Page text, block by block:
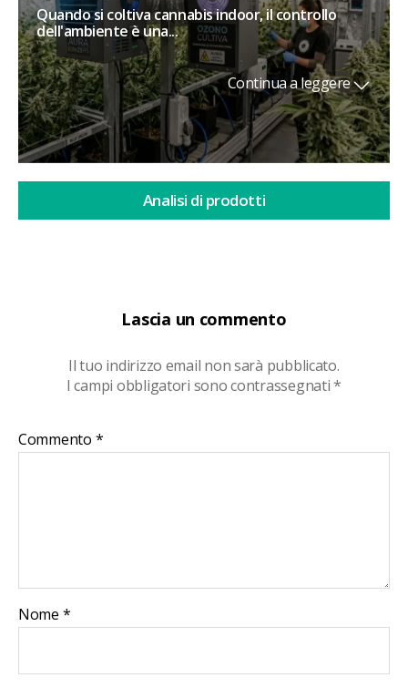
Lascia un commento
Il tuo indirizzo email non sarà pubblicato.
I campi obbligatori sono contrassegnati*
Commento *
Nome *
Quando si coltiva cannabis indoor, il controllo
dell'ambiente è una...
Continua a leggere
Analisi di prodotti